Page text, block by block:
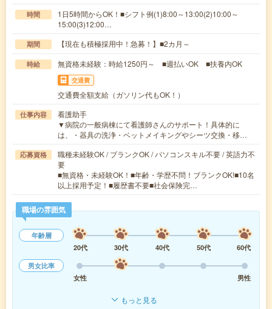
時間
1日5時間からOK！■シフト例(1)8:00～13:00(2)10:00～
15:00(3)12:00…
期間 【現在も積極採用中！急募！】■2カ月～
時給 無資格未経験：時給1250円～ ■週払いOK ■扶養内OK
交通費
交通費全額支給（ガソリン代もOK！）
仕事内容
看護助手
▼病院の一般病棟にて看護師さんのサポート！具体的に
は、・器具の洗浄・ベットメイキングやシーツ交換・移…
応募資格
職種未経験OK / ブランクOK / パソコンスキル不要 / 英語力不
要
■無資格・未経験OK！■年齢・学歴不問！ブランクOK!■10名
以上採用予定！■履歴書不要■社会保険完…
職場の雰囲気
年齢層
20代
30代 40代 50代
60代
男女比率
女性
男性
もっと見る